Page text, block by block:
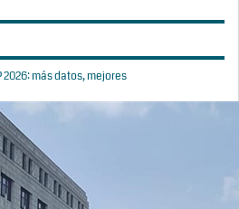
2026: más datos, mejores